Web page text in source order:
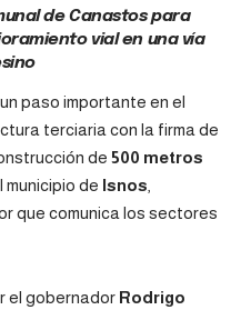
de Canastos para
vial en una vía
paso importante en el
terciaria con la firma de
de 500 metros
municipio de Isnos,
que comunica los sectores
el gobernador Rodrigo